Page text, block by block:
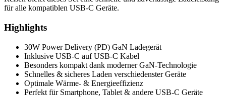
für alle kompatiblen USB-C Geräte.
Highlights
30W Power Delivery (PD) GaN Ladegerät
Inklusive USB-C auf USB-C Kabel
Besonders kompakt dank moderner GaN-Technologie
Schnelles & sicheres Laden verschiedenster Geräte
Optimale Wärme- & Energieeffizienz
Perfekt für Smartphone, Tablet & andere USB-C Geräte